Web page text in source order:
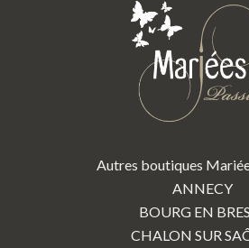
Autres boutiques
ANNECY
BOURG EN
CHALON SUR